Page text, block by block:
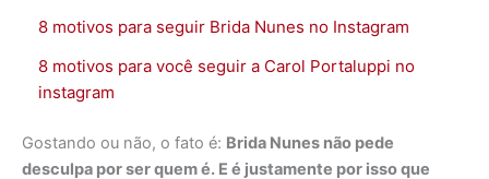
8 motivos para seguir Brida Nunes no Instagram
8 motivos para você seguir a Carol Portaluppi no
instagram
Gostando ou não, o fato é: Brida Nunes não pede
desculpa por ser quem é. E é justamente por isso que